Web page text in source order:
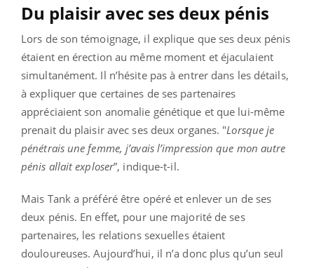
Du plaisir avec ses deux pénis
Lors de son témoignage, il explique que ses deux pénis
étaient en érection au même moment et éjaculaient
simultanément. Il n’hésite pas à entrer dans les détails,
à expliquer que certaines de ses partenaires
appréciaient son anomalie génétique et que lui-même
prenait du plaisir avec ses deux organes. "Lorsque je
pénétrais une femme, j’avais l’impression que mon autre
pénis allait exploser”, indique-t-il.
Mais Tank a préféré être opéré et enlever un de ses
deux pénis. En effet, pour une majorité de ses
partenaires, les relations sexuelles étaient
douloureuses. Aujourd’hui, il n’a donc plus qu’un seul